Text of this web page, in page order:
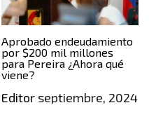
Aprobado endeudamiento
por $200 mil millones
para Pereira ¿Ahora qué
viene?
Editorseptiembre, 2024